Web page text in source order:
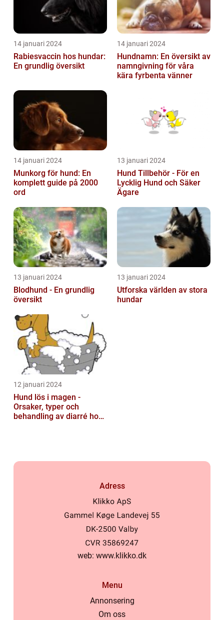
14 januari 2024
Rabiesvaccin hos hundar:
En grundlig översikt
14 januari 2024
Hundnamn: En översikt av
namngivning för våra
kära fyrbenta vänner
14 januari 2024
Munkorg för hund: En
komplett guide på 2000
ord
13 januari 2024
Hund Tillbehör - För en
Lycklig Hund och Säker
Ägare
13 januari 2024
Blodhund - En grundlig
översikt
13 januari 2024
Utforska världen av stora
hundar
12 januari 2024
Hund lös i magen -
Orsaker, typer och
behandling av diarré hos
Adress
web: www.klikko.dk
Menu
Annonsering
Om oss